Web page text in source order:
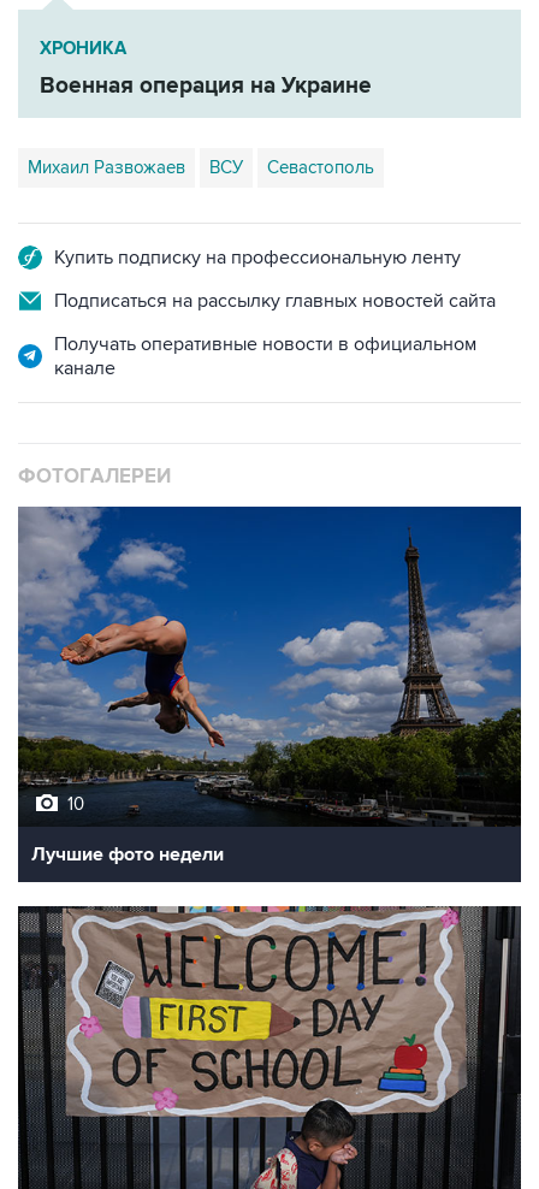
Военная операция на Украине
Михаил Развожаев ВСУ Севастополь
Подписаться на рассылку главных новостей сайта
Получать оперативные новости в официальном
10
Лучшие фото недели
10